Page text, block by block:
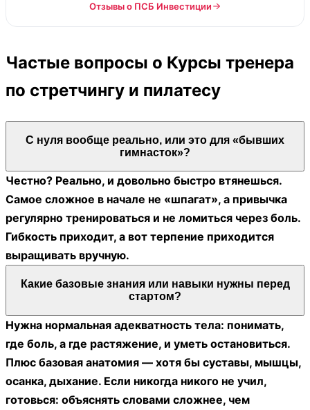
Отзывы о ПСБ Инвестиции
Частые вопросы о Курсы тренера
по стретчингу и пилатесу
С нуля вообще реально, или это для «бывших
гимнасток»?
Честно? Реально, и довольно быстро втянешься.
Самое сложное в начале не «шпагат», а привычка
регулярно тренироваться и не ломиться через боль.
Гибкость приходит, а вот терпение приходится
выращивать вручную.
Какие базовые знания или навыки нужны перед
стартом?
Нужна нормальная адекватность тела: понимать,
где боль, а где растяжение, и уметь остановиться.
Плюс базовая анатомия — хотя бы суставы, мышцы,
осанка, дыхание. Если никогда никого не учил,
готовься: объяснять словами сложнее, чем